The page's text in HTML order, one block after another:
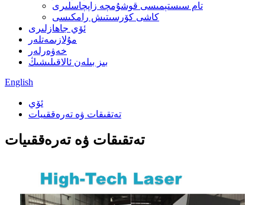
تام سىستېمىسى قوشۇمچە زاپچاسلىرى
كاشى كۆرسىتىش رامكىسى
ئۆي جاھازلىرى
مۇلازىمەتلەر
خەۋەرلەر
بىز بىلەن ئالاقىلىشىڭ
English
ئۆي
تەتقىقات ۋە تەرەققىيات
تەتقىقات ۋە تەرەققىيات